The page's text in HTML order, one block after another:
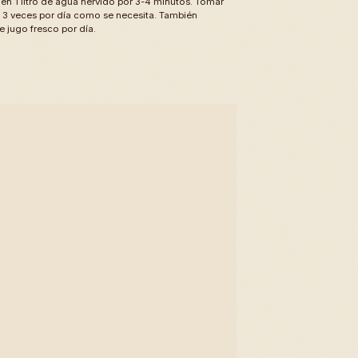
veces por día como se necesita. También
jugo fresco por día.